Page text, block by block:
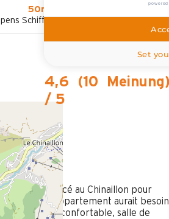
50m
Schiffchen im Sommer
4,6
/ 5
(10 Meinung
très bien placé au Chinaillon pour
pistes. L'appartement aurait besoin
(literie plus confortable, salle de
Set